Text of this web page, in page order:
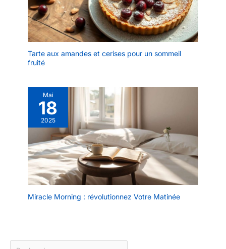
Tarte aux amandes et cerises pour un sommeil
fruité
Mai
18
2025
Miracle Morning : révolutionnez Votre Matinée